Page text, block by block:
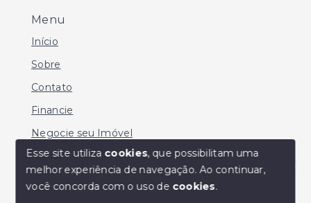
Olá! Estamos disponíveis para te ajudar.
Menu
Início
Sobre
Contato
Financie
Negocie seu Imóvel
© Copyright 2026 - MARIO SERGIO DE SOUZA -
Esse site utiliza cookies, que possibilitam uma
melhor experiência de navegação.Ao continuar,
você concorda com o uso de cookies.